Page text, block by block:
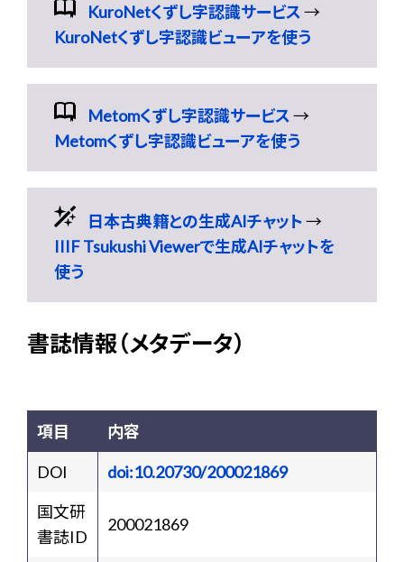
KuroNetくずし字認識サービス→
KuroNetくずし字認識ビューアを使う
Metomくずし字認識サービス→
Metomくずし字認識ビューアを使う
日本古典籍との生成AIチャット→
IIIF Tsukushi Viewerで生成AIチャットを
使う
書誌情報（メタデータ）
項目 内容
DOI
doi:10.20730/200021869
国文研
書誌ID
200021869